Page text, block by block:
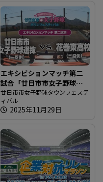
エキシビションマッチ第二
試合「廿日市市女子野球選
抜 vs. 花巻東高校」
廿日市市女子野球タウンフェステ
ィバル
2025年11月29日